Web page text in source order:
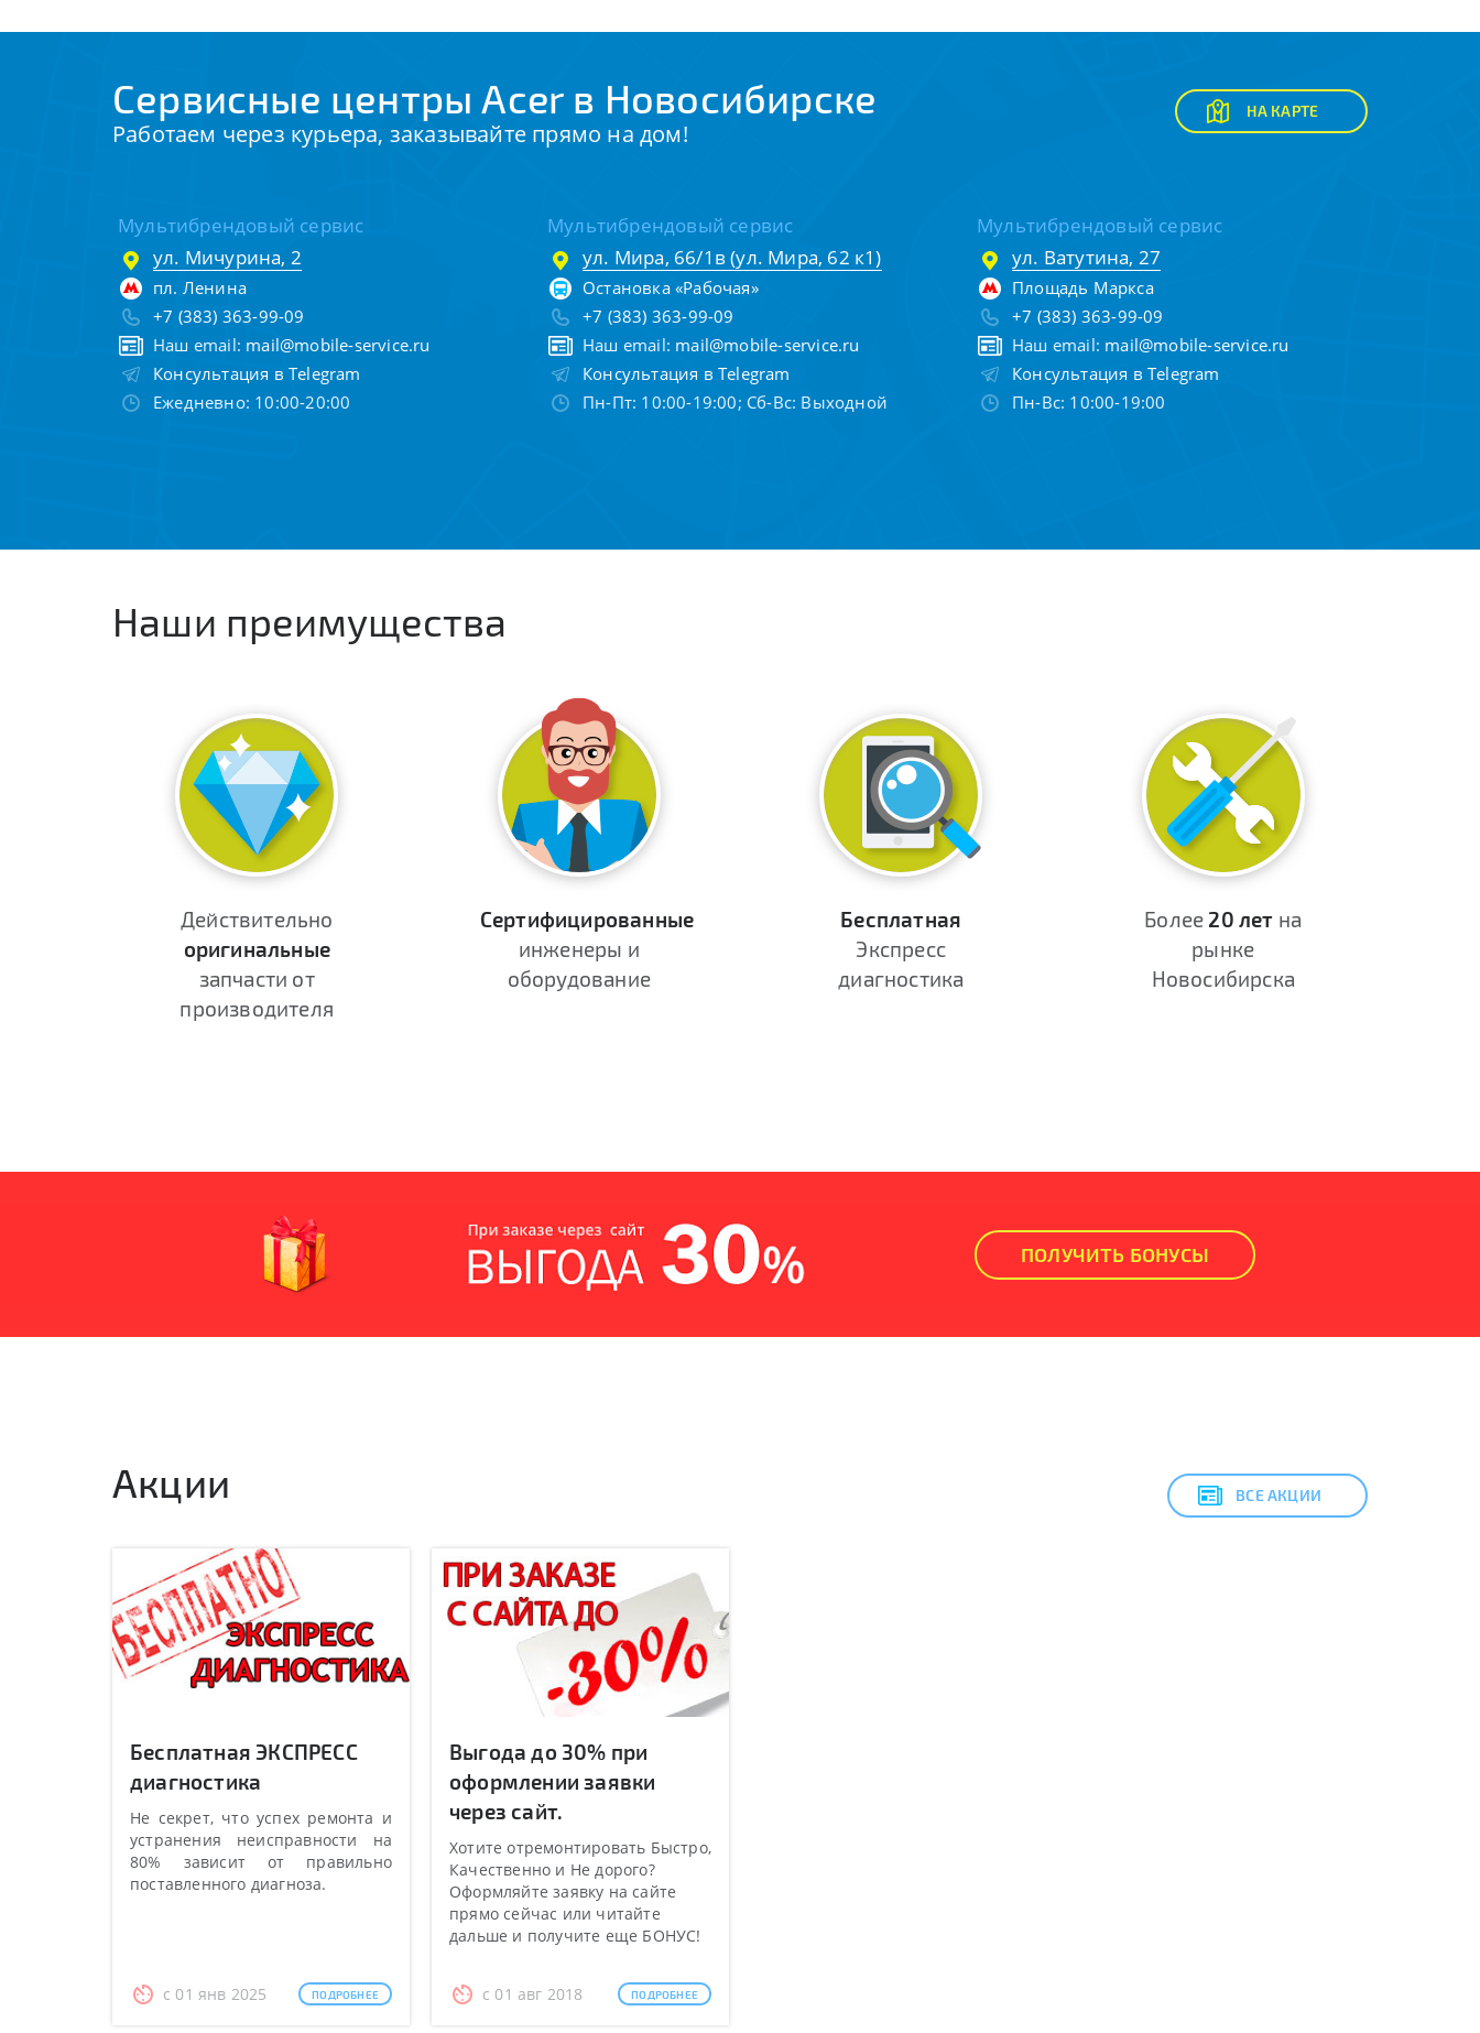
Сервисные центры Acer в Новосибирске
Работаем через курьера, заказывайте прямо на дом!
НА КАРТЕ
Мультибрендовый сервис
ул. Мичурина, 2
пл. Ленина
+7 (383) 363-99-09
Наш email: mail@mobile-service.ru
Консультация в Telegram
Ежедневно: 10:00-20:00
Мультибрендовый сервис
ул. Мира, 66/1в (ул. Мира, 62 к1)
Остановка «Рабочая»
+7 (383) 363-99-09
Наш email: mail@mobile-service.ru
Консультация в Telegram
Пн-Пт: 10:00-19:00; Сб-Вс: Выходной
Мультибрендовый сервис
ул. Ватутина, 27
Площадь Маркса
+7 (383) 363-99-09
Наш email: mail@mobile-service.ru
Консультация в Telegram
Пн-Вс: 10:00-19:00
Наши преимущества
Действительно
оригинальные
запчасти от
производителя
Сертифицированные
инженеры и
оборудование
Бесплатная
Экспресс
диагностика
Более 20 лет на
рынке
Новосибирска
ПОЛУЧИТЬ БОНУСЫ
Акции ВСЕ АКЦИИ
Бесплатная ЭКСПРЕСС
диагностика
Не секрет, что успех ремонта и
устранения неисправности на
80% зависит от правильно
поставленного диагноза.
с 01 янв 2025 ПОДРОБНЕЕ
Выгода до 30% при
оформлении заявки
через сайт.
Хотите отремонтировать Быстро,
Качественно и Не дорого?
Оформляйте заявку на сайте
прямо сейчас или читайте
дальше и получите еще БОНУС!
с 01 авг 2018 ПОДРОБНЕЕ